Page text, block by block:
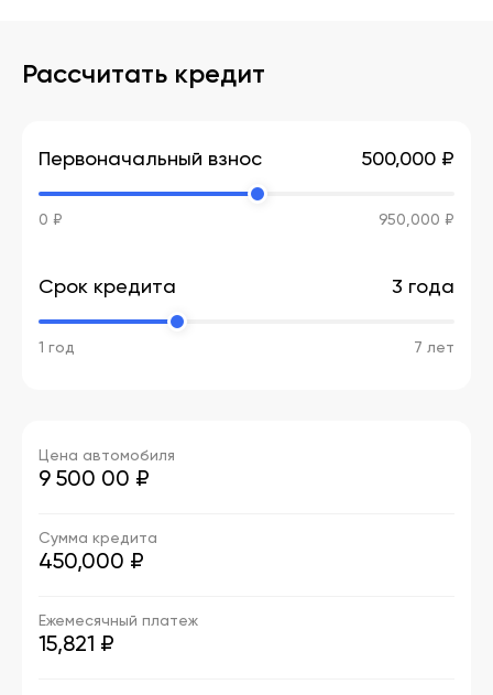
Рассчитать кредит
Первоначальный взнос 500,000 ₽
0 ₽ 950,000 ₽
Срок кредита 3 года
1 год 7 лет
Цена автомобиля
9 500 00 ₽
Сумма кредита
450,000 ₽
Ежемесячный платеж
15,821 ₽